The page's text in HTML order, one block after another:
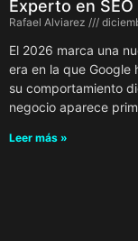
Experto en
Rafael Alviarez
El 2026 marca una
era en la que Google
su comportamiento
negocio aparece
Leer más »